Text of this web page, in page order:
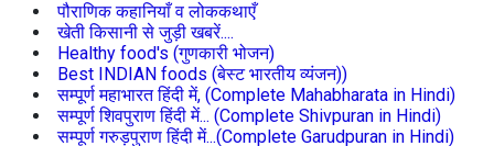
पौराणिक कहानियाँ व लोककथाएँ
खेती किसानी से जुड़ी खबरें....
Healthy food's (गुणकारी भोजन)
Best INDIAN foods (बेस्ट भारतीय व्यंजन))
सम्पूर्ण महाभारत हिंदी में, (Complete Mahabharata in Hindi)
सम्पूर्ण शिवपुराण हिंदी में... (Complete Shivpuran in Hindi)
सम्पूर्ण गरुड़पुराण हिंदी में...(Complete Garudpuran in Hindi)